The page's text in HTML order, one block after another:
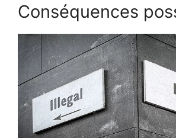
Conséquences